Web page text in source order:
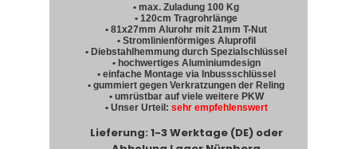
• max. Zuladung 100 Kg
• 120cm Tragrohrlänge
• 81x27mm Alurohr mit 21mm T-Nut
• Stromlinienförmiges Aluprofil
• Diebstahlhemmung durch Spezialschlüssel
• hochwertiges Aluminiumdesign
• einfache Montage via Inbussschlüssel
• gummiert gegen Verkratzungen der Reling
• umrüstbar auf viele weitere PKW
• Unser Urteil: sehr empfehlenswert
Lieferung: 1-3 Werktage (DE) oder